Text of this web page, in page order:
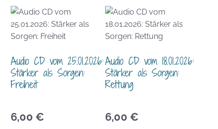
Audio CD vom 25.01.2026:
Stärker als Sorgen:
Freiheit
6,00 €
Audio CD vom 18.01.2026:
Stärker als Sorgen:
Rettung
6,00 €